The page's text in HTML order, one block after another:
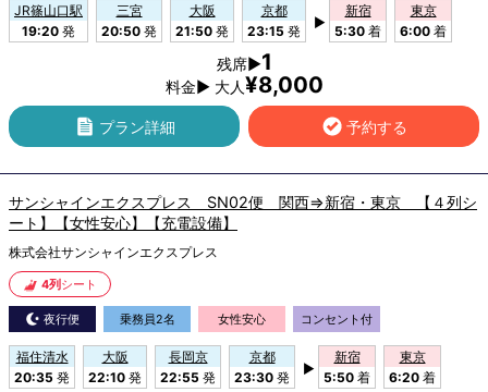
JR篠山口駅
19:20 発
三宮
20:50 発
大阪
21:50 発
京都
23:15 発
▶
新宿
5:30 着
東京
6:00 着
残席▶1
料金▶ 大人¥8,000
プラン詳細 予約する
サンシャインエクスプレス SN02便 関西⇒新宿・東京 【４列シ
ート】【女性安心】【充電設備】
株式会社サンシャインエクスプレス
4列 シート
夜行便 乗務員2名 女性安心 コンセント付
福住清水
20:35 発
大阪
22:10 発
長岡京
22:55 発
京都
23:30 発
▶
新宿
5:50 着
東京
6:20 着